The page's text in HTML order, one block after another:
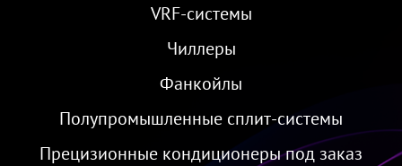
VRF-cистемы
Чиллеры
Фанкойлы
Полупромышленные сплит-системы
Прецизионные кондиционеры под заказ